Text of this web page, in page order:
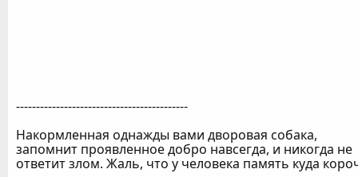
-------------------------------------------
Накормленная однажды вами дворовая собака,
запомнит проявленное добро навсегда, и никогда не
ответит злом. Жаль, что у человека память куда